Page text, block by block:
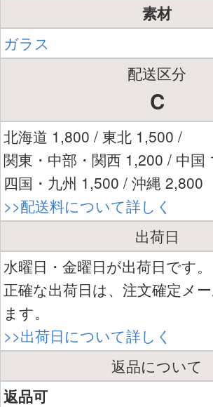
素材
ガラス
配送区分
C
北海道 1,800 / 東北 1,500 /
関東・中部・関西 1,200 / 中国
四国・九州 1,500 / 沖縄 2,800
>>配送料について詳しく
出荷日
水曜日・金曜日が出荷日です。
正確な出荷日は、注文確定メ
ます。
>>出荷日について詳しく
返品について
返品可